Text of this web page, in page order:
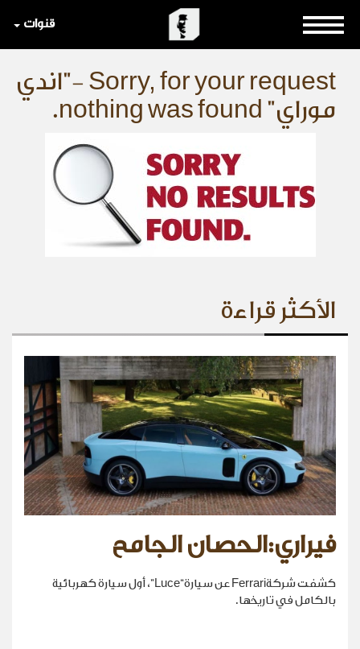
قنوات
Sorry, for your request -"اندي
موراي" nothing was found.
الأكثر قراءة
فيراري:الحصان الجامح
كشفت شركةFerrari عن سيارة“Luce”، أول سيارة كهربائية
بالكامل في تاريخها.